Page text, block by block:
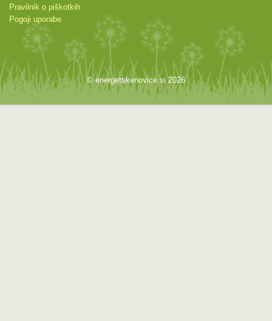
Pravilnik o piškotkih
Pogoji uporabe
© energetskenovice.si 2026